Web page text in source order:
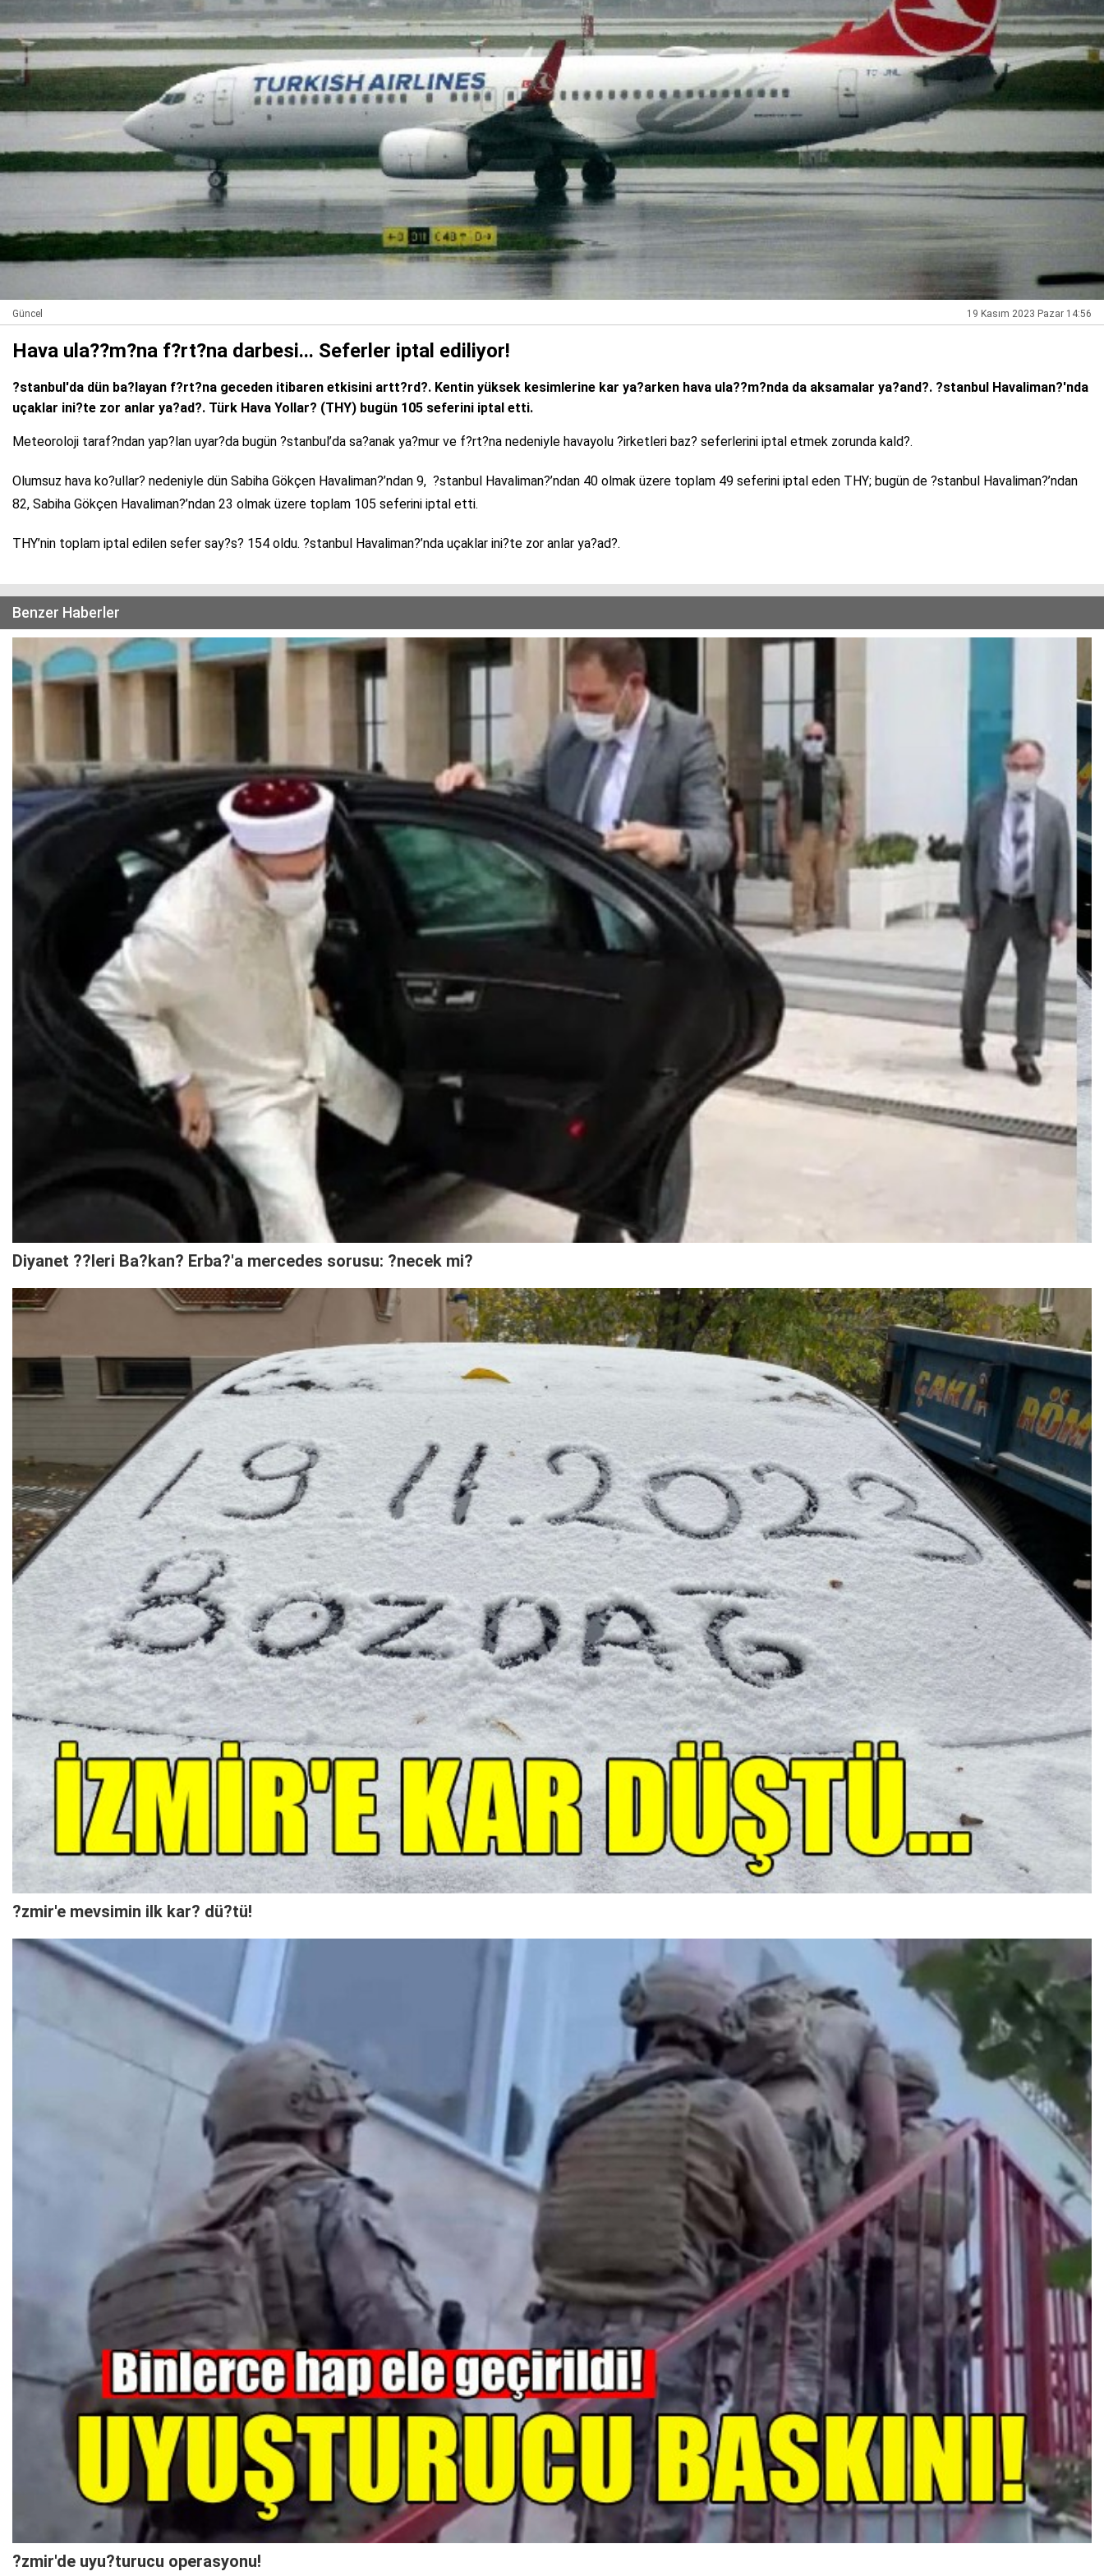
Güncel 19 Kasım 2023 Pazar 14:56
Hava ula??m?na f?rt?na darbesi... Seferler iptal ediliyor!
?stanbul'da dün ba?layan f?rt?na geceden itibaren etkisini artt?rd?. Kentin yüksek kesimlerine kar ya?arken hava ula??m?nda da aksamalar ya?and?. ?stanbul Havaliman?'nda
uçaklar ini?te zor anlar ya?ad?. Türk Hava Yollar? (THY) bugün 105 seferini iptal etti.
Meteoroloji taraf?ndan yap?lan uyar?da bugün ?stanbul’da sa?anak ya?mur ve f?rt?na nedeniyle havayolu ?irketleri baz? seferlerini iptal etmek zorunda kald?.
Olumsuz hava ko?ullar? nedeniyle dün Sabiha Gökçen Havaliman?’ndan 9, ?stanbul Havaliman?’ndan 40 olmak üzere toplam 49 seferini iptal eden THY; bugün de ?stanbul Havaliman?’ndan
82, Sabiha Gökçen Havaliman?’ndan 23 olmak üzere toplam 105 seferini iptal etti.
THY’nin toplam iptal edilen sefer say?s? 154 oldu. ?stanbul Havaliman?’nda uçaklar ini?te zor anlar ya?ad?.
Benzer Haberler
Diyanet ??leri Ba?kan? Erba?'a mercedes sorusu: ?necek mi?
?zmir'e mevsimin ilk kar? dü?tü!
?zmir'de uyu?turucu operasyonu!